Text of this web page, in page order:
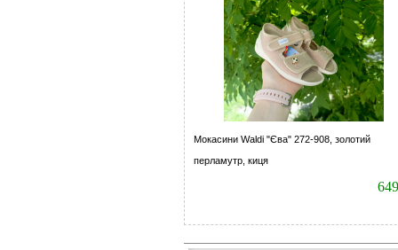
Мокасини Waldi "Єва" 272-908, золотий
перламутр, киця